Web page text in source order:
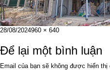
Đăng
ngày
28/08/2024Kích
đầy
đủ
960 × 640
Để lại một bình luận
Email của bạn sẽ không được hiển thị